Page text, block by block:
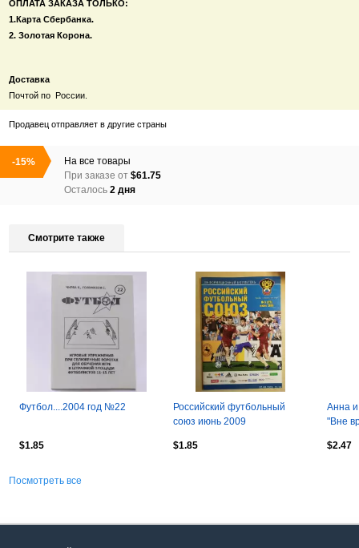
ОПЛАТА ЗАКАЗА ТОЛЬКО:
1.Карта Сбербанка.
2. Золотая Корона.
Доставка
Почтой по России.
Продавец отправляет в другие страны
-15%
На все товары
При заказе от $61.75
Осталось 2 дня
Смотрите также
Футбол....2004 год №22
$1.85
Российский футбольный
союз июнь 2009
$1.85
Анна
"Вне
$2.47
Посмотреть все